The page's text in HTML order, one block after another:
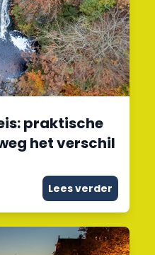
praktische
het verschil
Lees verder